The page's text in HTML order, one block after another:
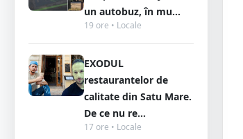
un autobuz, în mu...
19 ore • Locale
EXODUL
restaurantelor de
calitate din Satu Mare.
De ce nu re...
17 ore • Locale